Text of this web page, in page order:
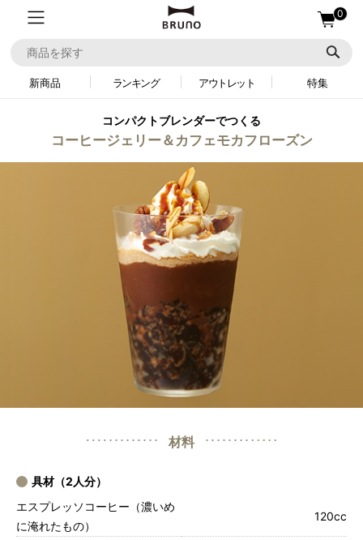
0
新商品 ランキング アウトレット 特集
コンパクトブレンダーでつくる
コーヒージェリー＆カフェモカフローズン
材料
具材（2人分）
エスプレッソコーヒー（濃いめ
に淹れたもの）
120cc